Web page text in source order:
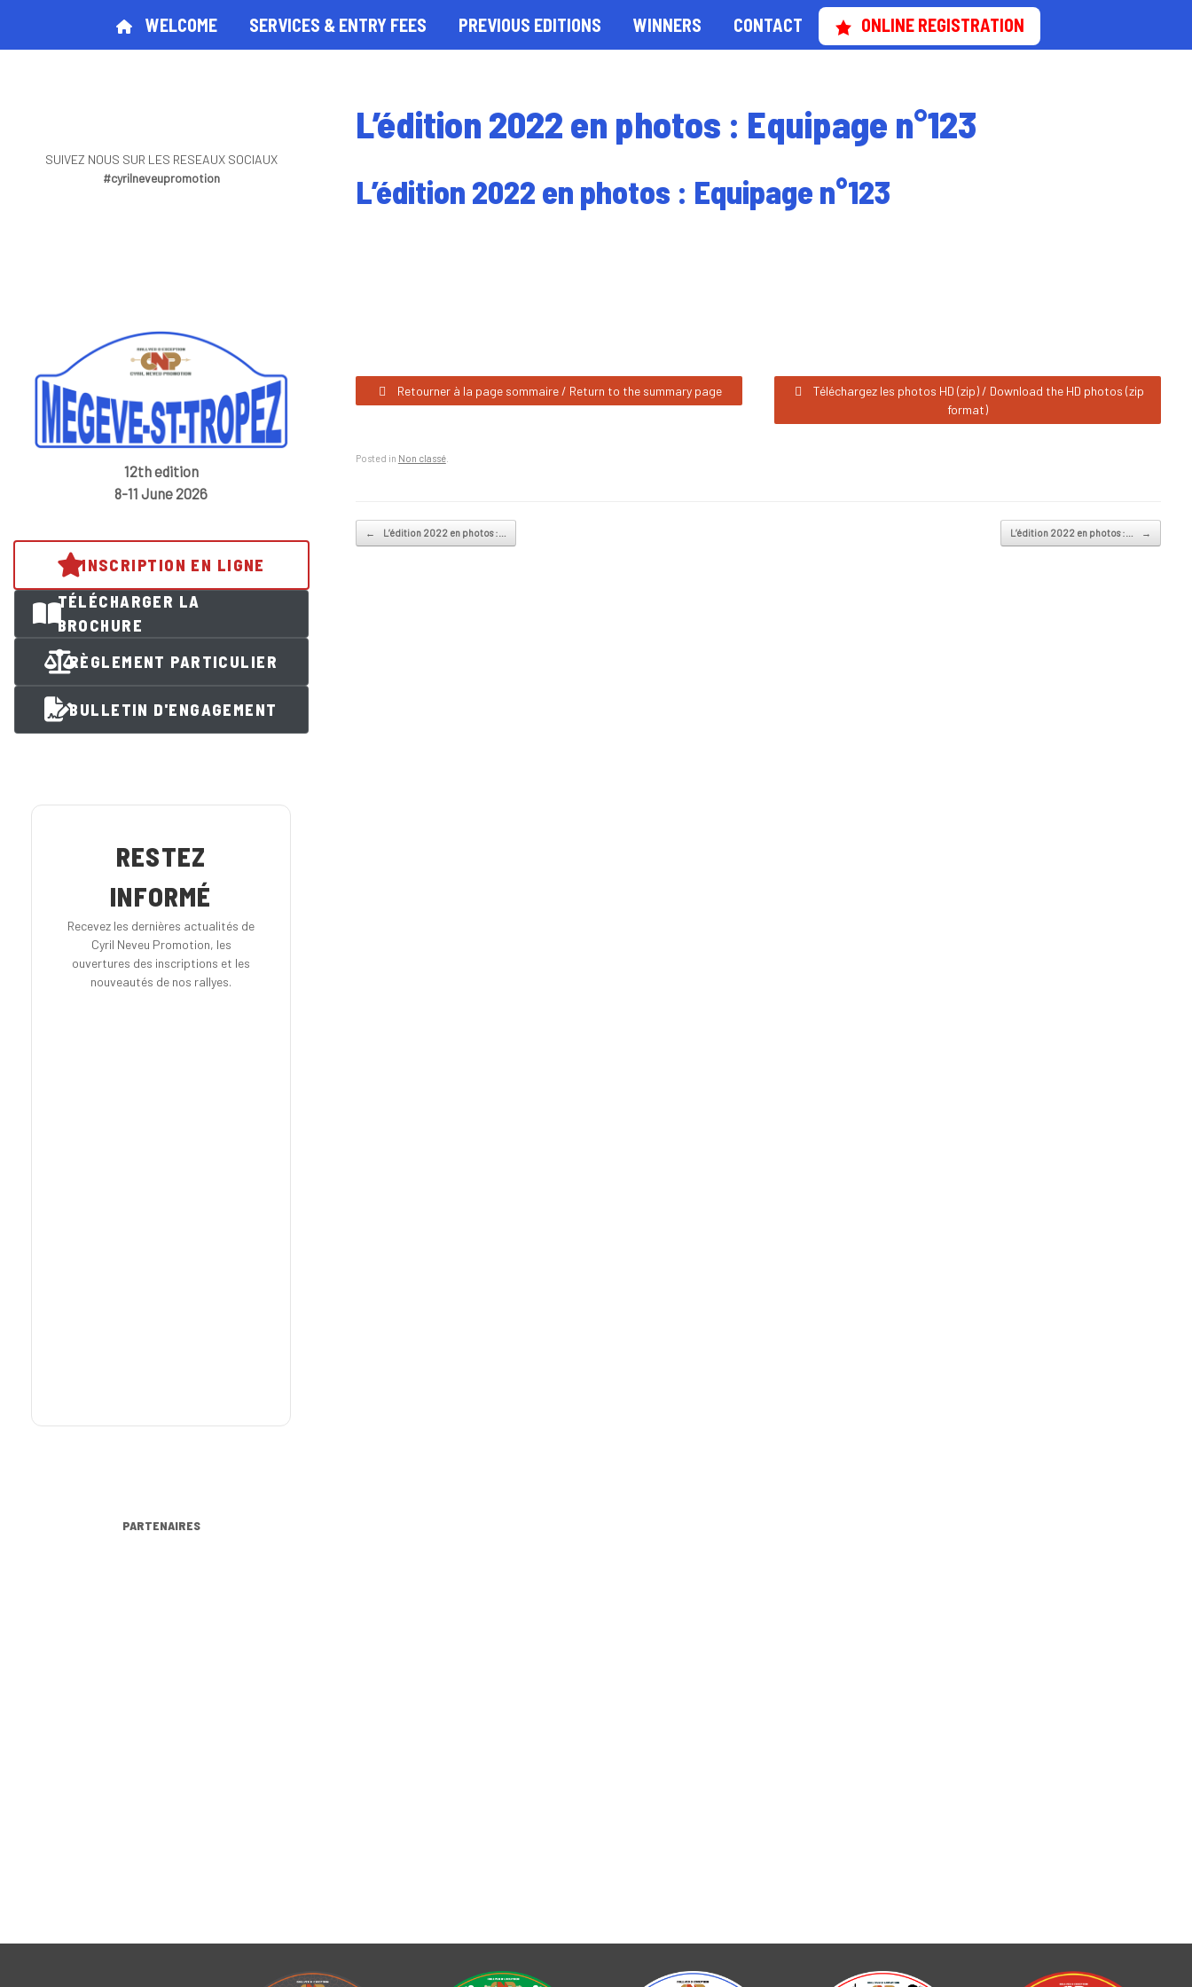
WELCOME SERVICES & ENTRY FEES PREVIOUS EDITIONS WINNERS CONTACT ONLINE REGISTRATION
L’édition 2022 en photos : Equipage n°123
L’édition 2022 en photos : Equipage n°123
Retourner à la page sommaire / Return to the summary page
Téléchargez les photos HD (zip) / Download the HD photos (zip
format)
Posted in Non classé.
Post navigation
← L’édition 2022 en photos :… L’édition 2022 en photos :… →
SUIVEZ NOUS SUR LES RESEAUX SOCIAUX
#cyrilneveupromotion
12th edition
8-11 June 2026
INSCRIPTION EN LIGNE
TÉLÉCHARGER LA
BROCHURE
RÈGLEMENT PARTICULIER
BULLETIN D'ENGAGEMENT
RESTEZ
INFORMÉ
Recevez les dernières actualités de
Cyril Neveu Promotion, les
ouvertures des inscriptions et les
nouveautés de nos rallyes.
PARTENAIRES